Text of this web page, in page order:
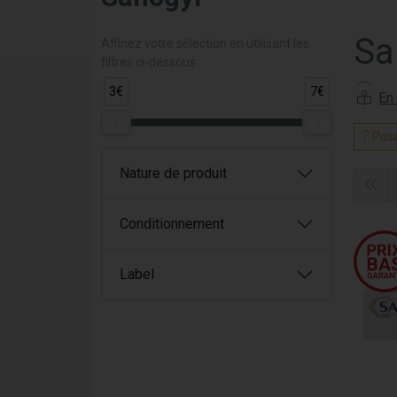
3€ 7€
Nature de produit
Conditionnement
Label